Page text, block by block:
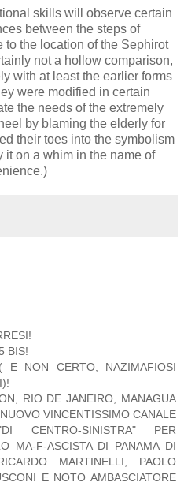
skills will observe certain
between the steps of
to the location of the Sephirot
not a hollow comparison,
with at least the earlier forms
were modified in certain
the needs of the extremely
by blaming the elderly for
their toes into the symbolism
it on a whim in the name of
BIS!
E NON CERTO, NAZIMAFIOSI
RIO DE JANEIRO, MANAGUA
VINCENTISSIMO CANALE
CENTRO-SINISTRA" PER
MA-F-ASCISTA DI PANAMA DI
MARTINELLI, PAOLO
E NOTO AMBASCIATORE